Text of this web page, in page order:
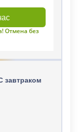
Отмена без
завтраком